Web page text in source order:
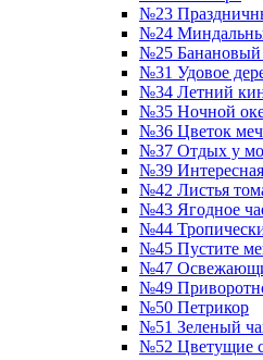
№23
№24
№25 Банановый
№31 Удовое
№34 Летний
№35 Ночной
№36 Цветок
№37 Отдых у
№39
№42 Листья
№43 Ягодное
№44
№45 Пустите
№47
№49
№50 Петрикор
№51 Зеленый
№52 Цветущие